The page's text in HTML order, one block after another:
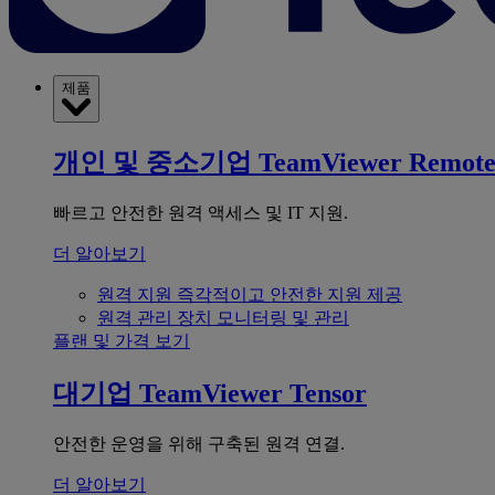
제품
개인 및 중소기업 TeamViewer Remote
빠르고 안전한 원격 액세스 및 IT 지원.
더 알아보기
원격 지원 즉각적이고 안전한 지원 제공
원격 관리 장치 모니터링 및 관리
플랜 및 가격 보기
대기업 TeamViewer Tensor
안전한 운영을 위해 구축된 원격 연결.
더 알아보기